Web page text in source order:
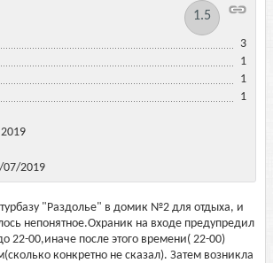
1.5
3
1
1
1
07/2019
"Раздолье" в домик №2 для отдыха, и
непонятное.Охраник на входе предупредил
22-00,иначе после этого времени( 22-00)
конкретно не сказал). Затем возникла